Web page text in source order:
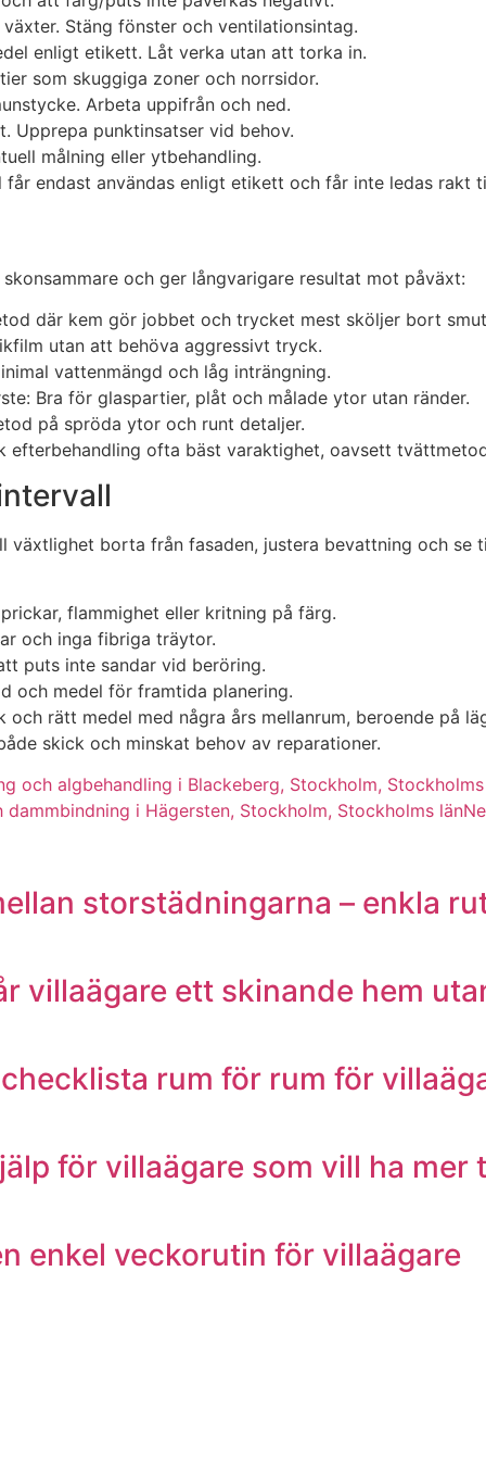
Stäng fönster och ventilationsintag.
enligt etikett. Låt verka utan att torka in.
som skuggiga zoner och norrsidor.
Arbeta uppifrån och ned.
Upprepa punktinsatser vid behov.
målning eller ytbehandling.
endast användas enligt etikett och får inte ledas rakt
och ger långvarigare resultat mot påväxt:
där kem gör jobbet och trycket mest sköljer bort
utan att behöva aggressivt tryck.
vattenmängd och låg inträngning.
Bra för glaspartier, plåt och målade ytor utan ränder.
på spröda ytor och runt detaljer.
ofta bäst varaktighet, oavsett
borta från fasaden, justera bevattning och se
flammighet eller kritning på färg.
och inga fibriga träytor.
puts inte sandar vid beröring.
och medel för framtida planering.
rätt medel med några års mellanrum, beroende på
skick och minskat behov av reparationer.
och algbehandling i Blackeberg, Stockholm,
i Hägersten, Stockholm, Stockholms län
storstädningarna – enkla
villaägare ett skinande hem
rum för rum för
för villaägare som vill ha
enkel veckorutin för villaägare